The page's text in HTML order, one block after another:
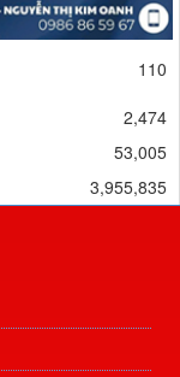
110
2,474
53,005
3,955,835